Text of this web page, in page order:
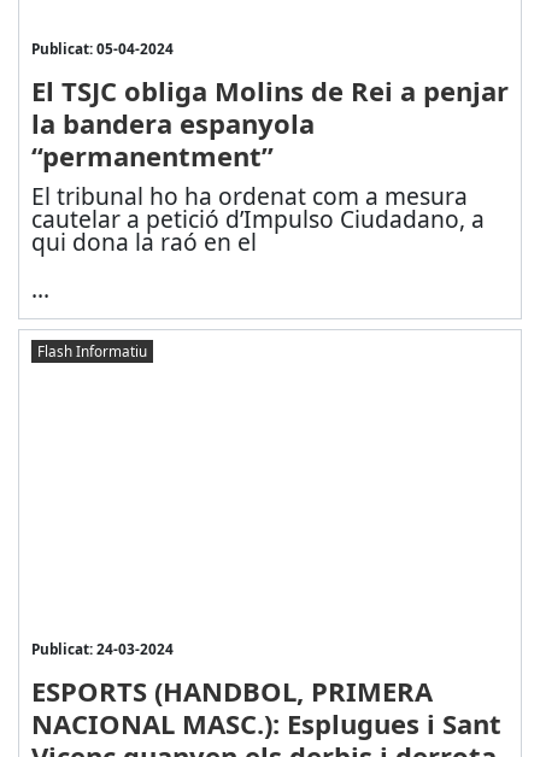
Publicat: 05-04-2024
El TSJC obliga Molins de Rei a penjar
la bandera espanyola
“permanentment”
El tribunal ho ha ordenat com a mesura
cautelar a petició d’Impulso Ciudadano, a
qui dona la raó en el
...
Flash Informatiu
Publicat: 24-03-2024
ESPORTS (HANDBOL, PRIMERA
NACIONAL MASC.): Esplugues i Sant